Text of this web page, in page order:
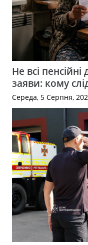
Не всі
заяви: кому
Середа, 5 Серпня,